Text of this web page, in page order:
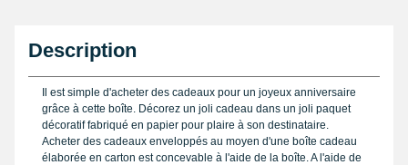
Description
Il est simple d'acheter des cadeaux pour un joyeux anniversaire
grâce à cette boîte. Décorez un joli cadeau dans un joli paquet
décoratif fabriqué en papier pour plaire à son destinataire.
Acheter des cadeaux enveloppés au moyen d'une boîte cadeau
élaborée en carton est concevable à l'aide de la boîte. A l'aide de